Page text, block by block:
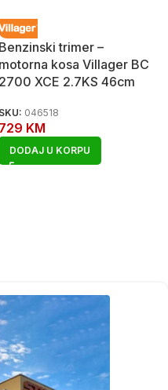
Benzinski trimer –
motorna kosa Villager BC
2700 XCE 2.7KS 46cm
SKU: 046518
729 KM
DODAJ U KORPU